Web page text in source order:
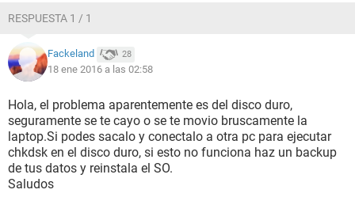
RESPUESTA 1 / 1
Fackeland 28
18 ene 2016 a las 02:58
Hola, el problema aparentemente es del disco duro,
seguramente se te cayo o se te movio bruscamente la
laptop.Si podes sacalo y conectalo a otra pc para ejecutar
chkdsk en el disco duro, si esto no funciona haz un backup
de tus datos y reinstala el SO.
Saludos